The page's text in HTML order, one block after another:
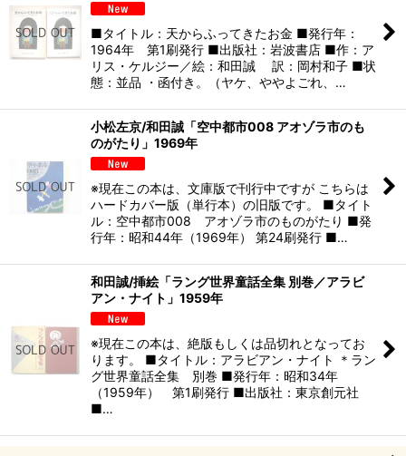
■タイトル：天からふってきたお金 ■発行年：
1964年 第1刷発行 ■出版社：岩波書店 ■作：ア
リス・ケルジー／絵：和田誠 訳：岡村和子 ■状
態：並品 ・函付き。（ヤケ、ややよごれ、…
小松左京/和田誠「空中都市008 アオゾラ市のも
のがたり」1969年
※現在この本は、文庫版で刊行中ですが こちらは
ハードカバー版（単行本）の旧版です。 ■タイト
ル：空中都市008 アオゾラ市のものがたり ■発
行年：昭和44年（1969年） 第24刷発行 ■…
和田誠/挿絵「ラング世界童話全集 別巻／アラビ
アン・ナイト」1959年
※現在この本は、絶版もしくは品切れとなってお
ります。 ■タイトル：アラビアン・ナイト ＊ラン
グ世界童話全集 別巻 ■発行年：昭和34年
（1959年） 第1刷発行 ■出版社：東京創元社
■…